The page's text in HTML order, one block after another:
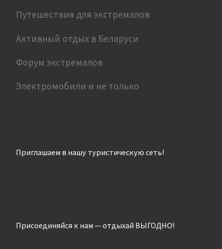
Путешествия для экстремалов
Активный отдых в Беларуси
Форум экстремалов
Электромобили и не только
Приглашаем в нашу туристическую сеть!
Присоединяйся к нам — отдыхай ВЫГОДНО!